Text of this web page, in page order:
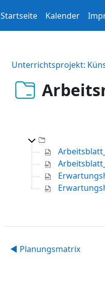
Startseite Kalender
Unterrichtsprojekt:
◀︎ Planungsmatrix